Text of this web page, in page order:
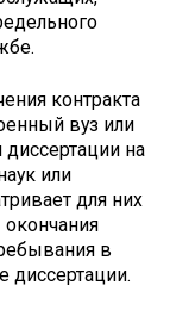
контракта
вуз или
на
или
для них
окончания
в
диссертации.